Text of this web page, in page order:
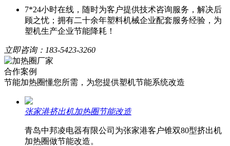
7*24小时在线，随时为客户提供技术咨询服务，解决后
顾之忧；拥有二十余年塑料机械企业配套服务经验，为
塑机生产企业节能降耗！
立即咨询： 183-5423-3260
合作案例
节能加热圈懂您所需，为您提供塑机节能系统改造
张家港挤出机加热圈节能改造
青岛中邦凌电器有限公司为张家港客户锥双80型挤出机
加热圈做节能改造。